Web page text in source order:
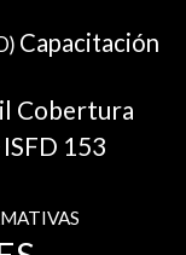
Capacitación
Cobertura
ISFD 153